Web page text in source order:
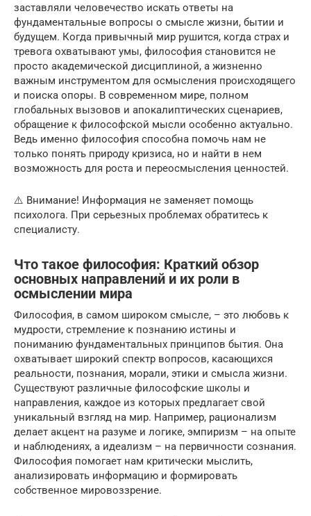
заставляли человечество искать ответы на
фундаментальные вопросы о смысле жизни, бытии и
будущем. Когда привычный мир рушится, когда страх и
тревога охватывают умы, философия становится не
просто академической дисциплиной, а жизненно
важным инструментом для осмысления происходящего
и поиска опоры. В современном мире, полном
глобальных вызовов и апокалиптических сценариев,
обращение к философской мысли особенно актуально.
Ведь именно философия способна помочь нам не
только понять природу кризиса, но и найти в нем
возможность для роста и переосмысления ценностей.
⚠️ Внимание! Информация не заменяет помощь
психолога. При серьезных проблемах обратитесь к
специалисту.
Что такое философия: Краткий обзор
основных направлений и их роли в
осмыслении мира
Философия, в самом широком смысле, – это любовь к
мудрости, стремление к познанию истины и
пониманию фундаментальных принципов бытия. Она
охватывает широкий спектр вопросов, касающихся
реальности, познания, морали, этики и смысла жизни.
Существуют различные философские школы и
направления, каждое из которых предлагает свой
уникальный взгляд на мир. Например, рационализм
делает акцент на разуме и логике, эмпиризм – на опыте
и наблюдениях, а идеализм – на первичности сознания.
Философия помогает нам критически мыслить,
анализировать информацию и формировать
собственное мировоззрение.